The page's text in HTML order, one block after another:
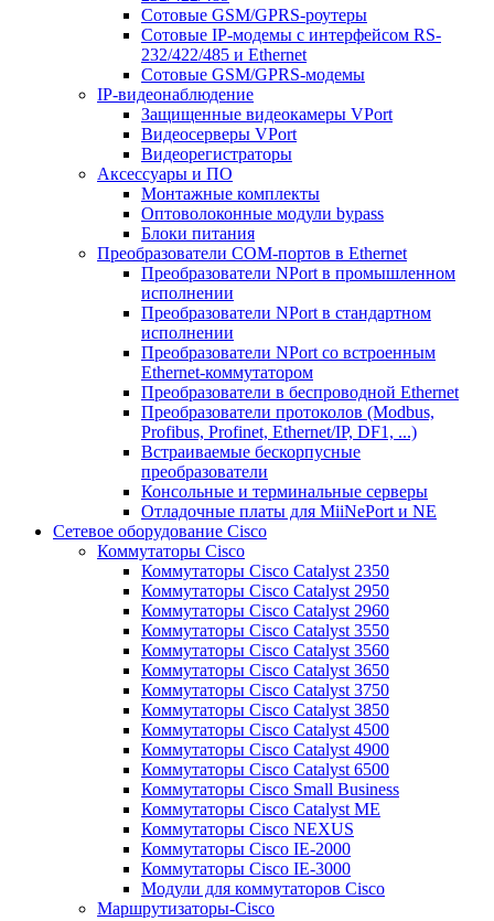
Сотовые GSM/GPRS-роутеры
Сотовые IP-модемы с интерфейсом RS-
232/422/485 и Ethernet
Сотовые GSM/GPRS-модемы
IP-видеонаблюдение
Защищенные видеокамеры VPort
Видеосерверы VPort
Видеорегистраторы
Аксессуары и ПО
Монтажные комплекты
Оптоволоконные модули bypass
Блоки питания
Преобразователи COM-портов в Ethernet
Преобразователи NPort в промышленном
исполнении
Преобразователи NPort в стандартном
исполнении
Преобразователи NPort со встроенным
Ethernet-коммутатором
Преобразователи в беспроводной Ethernet
Преобразователи протоколов (Modbus,
Profibus, Profinet, Ethernet/IP, DF1, ...)
Встраиваемые бескорпусные
преобразователи
Консольные и терминальные серверы
Отладочные платы для MiiNePort и NE
Сетевое оборудование Cisco
Коммутаторы Cisco
Коммутаторы Cisco Catalyst 2350
Коммутаторы Cisco Catalyst 2950
Коммутаторы Cisco Catalyst 2960
Коммутаторы Cisco Catalyst 3550
Коммутаторы Cisco Catalyst 3560
Коммутаторы Cisco Catalyst 3650
Коммутаторы Cisco Catalyst 3750
Коммутаторы Cisco Catalyst 3850
Коммутаторы Cisco Catalyst 4500
Коммутаторы Cisco Catalyst 4900
Коммутаторы Cisco Catalyst 6500
Коммутаторы Cisco Small Business
Коммутаторы Cisco Catalyst ME
Коммутаторы Cisco NEXUS
Коммутаторы Cisco IE-2000
Коммутаторы Cisco IE-3000
Модули для коммутаторов Cisco
Маршрутизаторы-Cisco